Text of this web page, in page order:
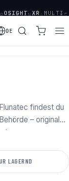
VERSANDAB € 75
DISTRIBUTOR
OSIGHT &
OSIGHT XR MULTI-
SERIE
DE
findest du
– original
LAGERND